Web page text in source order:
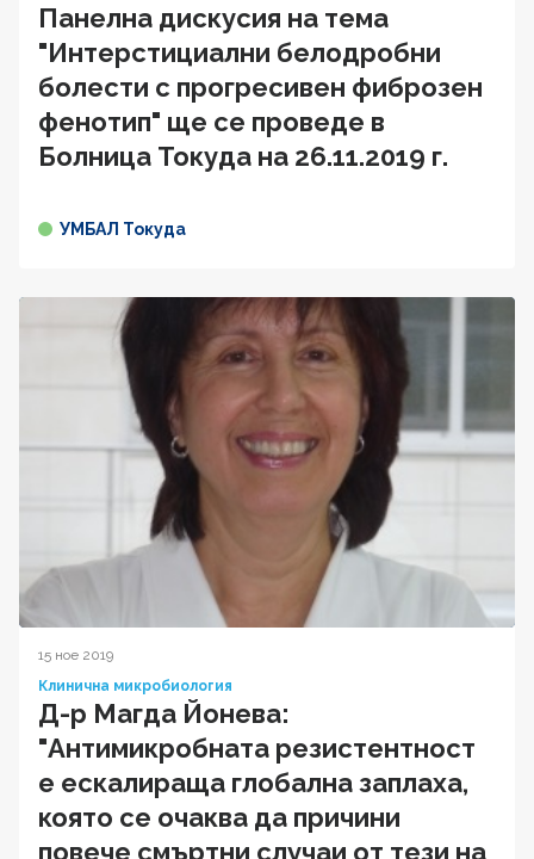
Панелна дискусия на тема
"Интерстициални белодробни
болести с прогресивен фиброзен
фенотип" ще се проведе в
Болница Токуда на 26.11.2019 г.
УМБАЛ Токуда
15 ное 2019
Клинична микробиология
Д-р Магда Йонева:
"Антимикробната резистентност
е ескалираща глобална заплаха,
която се очаква да причини
повече смъртни случаи от тези на